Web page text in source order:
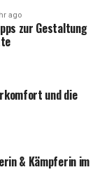
ago
zur Gestaltung
und die
& Kämpferin im